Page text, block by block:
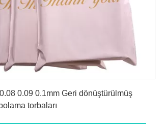
0.09 0.1mm Geri dönüştürülmüş
torbaları